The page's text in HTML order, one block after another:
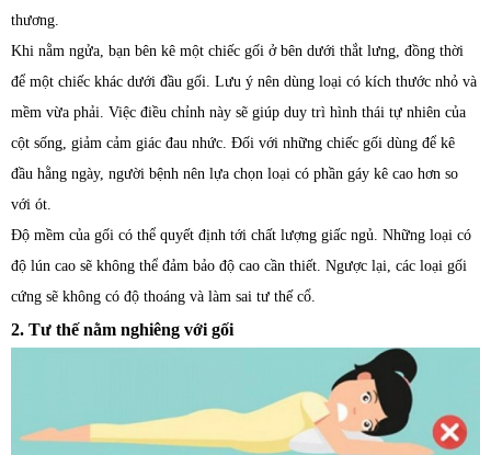
thương.
Khi nằm ngửa, bạn bên kê một chiếc gối ở bên dưới thắt lưng, đồng thời
để một chiếc khác dưới đầu gối. Lưu ý nên dùng loại có kích thước nhỏ và
mềm vừa phải. Việc điều chỉnh này sẽ giúp duy trì hình thái tự nhiên của
cột sống, giảm cảm giác đau nhức. Đối với những chiếc gối dùng để kê
đầu hằng ngày, người bệnh nên lựa chọn loại có phần gáy kê cao hơn so
với ót.
Độ mềm của gối có thể quyết định tới chất lượng giấc ngủ. Những loại có
độ lún cao sẽ không thể đảm bảo độ cao cần thiết. Ngược lại, các loại gối
cứng sẽ không có độ thoáng và làm sai tư thế cổ.
2. Tư thế nằm nghiêng với gối